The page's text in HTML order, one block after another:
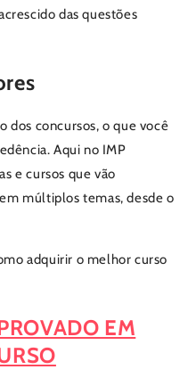
das questões
dos concursos, o que você
Aqui no IMP
e cursos que vão
múltiplos temas, desde o
adquirir o melhor curso
EM